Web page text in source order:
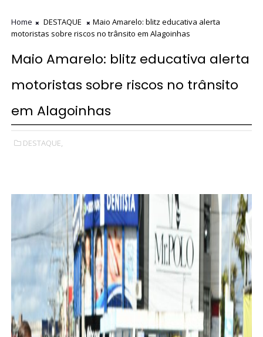
Home DESTAQUE
Maio Amarelo: blitz educativa alerta
motoristas sobre riscos no trânsito em Alagoinhas
Maio Amarelo: blitz educativa alerta
motoristas sobre riscos no trânsito
em Alagoinhas
DESTAQUE,